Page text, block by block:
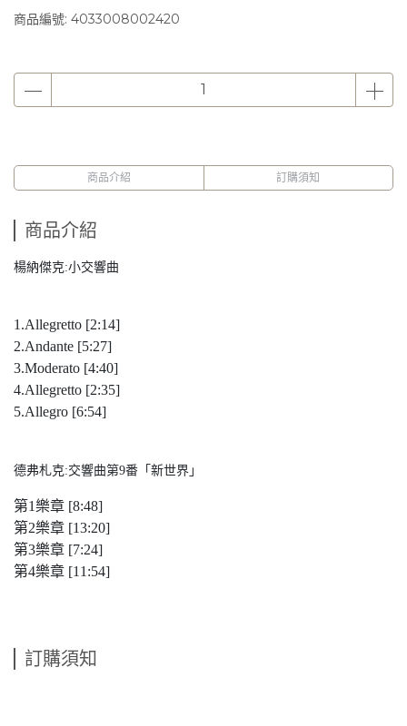
商品編號: 4033008002420
商品介紹 訂購須知
商品介紹
楊納傑克:小交響曲
1.Allegretto [2:14]
2.Andante [5:27]
3.Moderato [4:40]
4.Allegretto [2:35]
5.Allegro [6:54]
德弗札克:交響曲第9番「新世界」
第1樂章 [8:48]
第2樂章 [13:20]
第3樂章 [7:24]
第4樂章 [11:54]
訂購須知